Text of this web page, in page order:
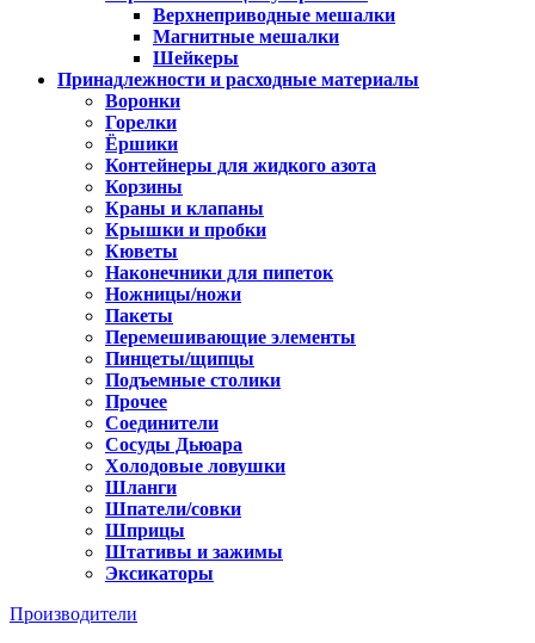
Верхнеприводные мешалки
Магнитные мешалки
Шейкеры
Принадлежности и расходные материалы
Воронки
Горелки
Ёршики
Контейнеры для жидкого азота
Корзины
Краны и клапаны
Крышки и пробки
Кюветы
Наконечники для пипеток
Ножницы/ножи
Пакеты
Перемешивающие элементы
Пинцеты/щипцы
Подъемные столики
Прочее
Соединители
Сосуды Дьюара
Холодовые ловушки
Шланги
Шпатели/совки
Шприцы
Штативы и зажимы
Эксикаторы
Производители